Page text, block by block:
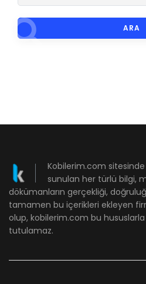
ARA
Kobilerim.com
sunulan her türlü bilgi,
dökümanların gerçekliği,
tamamen bu içerikleri ekleyen
olup, kobilerim.com bu
tutulamaz.